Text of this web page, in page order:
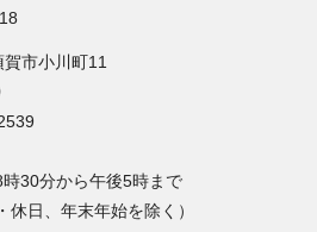
市小川町11
30分から午後5時まで
休日、年末年始を除く）